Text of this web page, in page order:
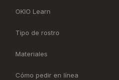
OKIO Learn
Tipo de rostro
Materiales
Cómo pedir en línea